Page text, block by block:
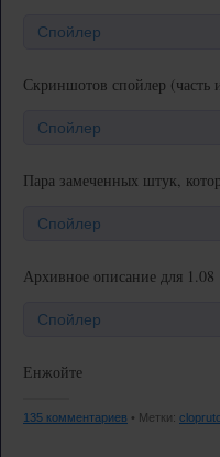
Спойлер
Скриншотов спойлер (часть
Спойлер
Пара замеченных штук,
Спойлер
Архивное описание для 1.08
Спойлер
Енжойте
135 комментариев • Метки: